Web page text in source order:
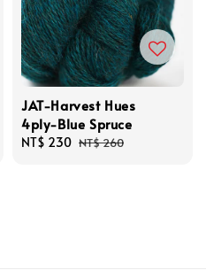
JAT-Harvest Hues
4ply-Blue Spruce
Sale
NT$ 230 Regular
NT$ 260